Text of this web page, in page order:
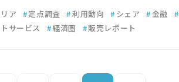
ア #定点調査 #利用動向 # シェア #金融 #
サービス #経済圏 #販売レポート